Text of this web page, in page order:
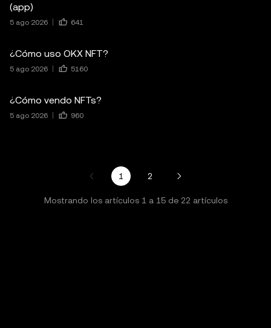
(app)
5 ago 2026 641
¿Cómo uso OKX NFT?
5 ago 2026 5160
¿Cómo vendo NFTs?
5 ago 2026 960
1 2
Mostrando los artículos 1 a 15de 22 artículos